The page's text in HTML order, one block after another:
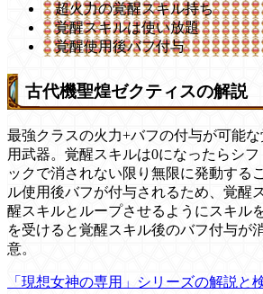
超火力の覚醒スキル持ち
覚醒スキルは使い放題
覚醒使用後バフ付与
古代機聖煌ゼクティスの解説
最強クラスの火力+バフの付与が可能
用武器。覚醒スキルは0になったらシフ
ックで消されない限り無限に発動する
ル使用後バフが付与されるため、覚
醒スキルとループさせるようにスキル
を受けると覚醒スキル後のバフ付与が
意。
「現想女神の専用」シリーズの解説と